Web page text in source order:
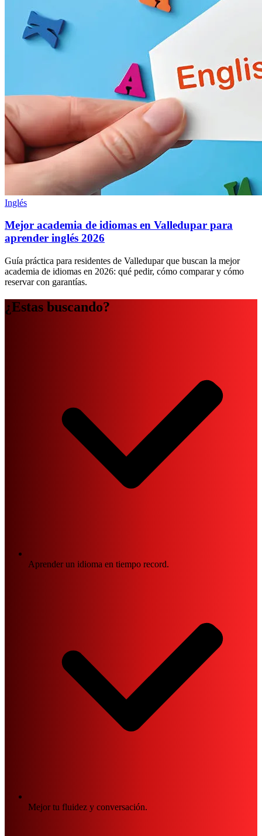
Inglés
Mejor academia de idiomas en Valledupar para
aprender inglés 2026
Guía práctica para residentes de Valledupar que buscan la mejor
academia de idiomas en 2026: qué pedir, cómo comparar y cómo
reservar con garantías.
¿Estas buscando?
Aprender un idioma en tiempo record.
Mejor tu fluidez y conversación.